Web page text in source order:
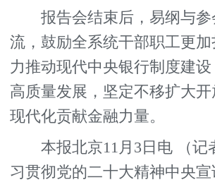
报告会结束后，易纲与参
流，鼓励全系统干部职工更
力推动现代中央银行制度建
高质量发展，坚定不移扩大
现代化贡献金融力量。
本报北京11月3日电 （记
习贯彻党的二十大精神中央宣